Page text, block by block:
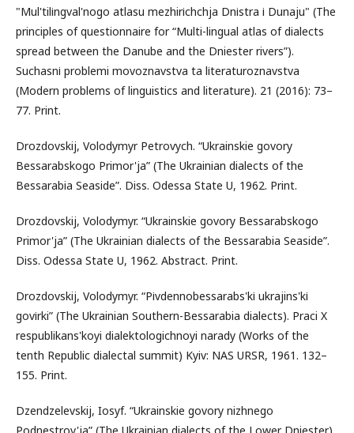
"Mul'tilіngval'nogo atlasu mezhirіchchja Dnіstra і Dunaju" (The
principles of questionnaire for “Multi-lingual atlas of dialects
spread between the Danube and the Dniester rivers”).
Suchasnі problemi movoznavstva ta lіteraturoznavstva
(Modern problems of linguistics and literature). 21 (2016): 73–
77. Print.
Drozdovskij, Volodymyr Petrovych. “Ukrainskie govory
Bessarabskogo Primor'ja” (The Ukrainian dialects of the
Bessarabia Seaside”. Diss. Odessa State U, 1962. Print.
Drozdovskij, Volodymyr. “Ukrainskie govory Bessarabskogo
Primor'ja” (The Ukrainian dialects of the Bessarabia Seaside”.
Diss. Odessa State U, 1962. Abstract. Print.
Drozdovskij, Volodymyr. “Pіvdennobessarabs'kі ukrajins'kі
govіrki” (The Ukrainian Southern-Bessarabia dialects). Praci X
respublikans'koyi dialektologichnoyi narady (Works of the
tenth Republic dialectal summit) Kyiv: NAS URSR, 1961. 132–
155. Print.
Dzendzelevskij, Iosyf. “Ukrainskie govory nizhnego